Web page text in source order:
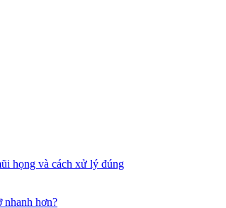
họng và cách xử lý đúng
nhanh hơn?